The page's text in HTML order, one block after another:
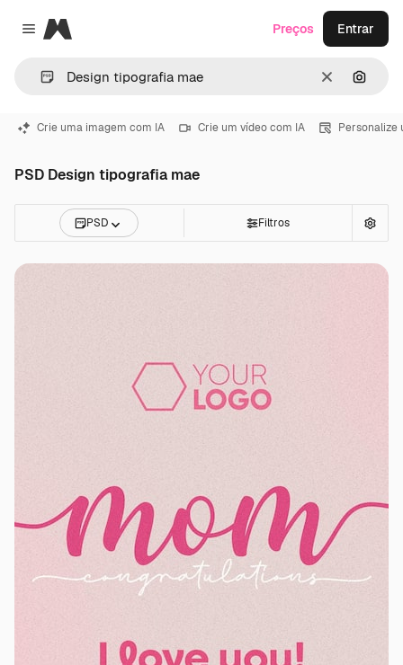
Close menu
Magnific
Limpar
Preços Entrar
Crie uma imagem com IA Crie um vídeo com IA Personalize
PSD Design tipografia mae
PSD Filtros